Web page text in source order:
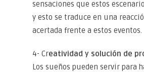
sensaciones que estos
y esto se traduce en una
acertada frente a estos eventos.
4- Creatividad y solución de
Los sueños pueden servir para